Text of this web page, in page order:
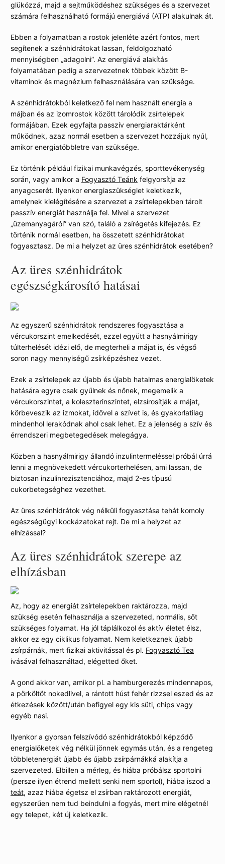
glükózzá, majd a sejtműködéshez szükséges és a szervezet
számára felhasználható formájú energiává (ATP) alakulnak át.
Ebben a folyamatban a rostok jelenléte azért fontos, mert
segítenek a szénhidrátokat lassan, feldolgozható
mennyiségben „adagolni”. Az energiává alakítás
folyamatában pedig a szervezetnek többek között B-
vitaminok és magnézium felhasználására van szüksége.
A szénhidrátokból keletkező fel nem használt energia a
májban és az izomrostok között tárolódik zsírtelepek
formájában. Ezek egyfajta passzív energiaraktárként
működnek, azaz normál esetben a szervezet hozzájuk nyúl,
amikor energiatöbbletre van szüksége.
Ez történik például fizikai munkavégzés, sporttevékenység
során, vagy amikor a Fogyasztó Teánk felgyorsítja az
anyagcserét. Ilyenkor energiaszükséglet keletkezik,
amelynek kielégítésére a szervezet a zsírtelepekben tárolt
passzív energiát használja fel. Mivel a szervezet
„üzemanyagáról” van szó, találó a zsírégetés kifejezés. Ez
történik normál esetben, ha összetett szénhidrátokat
fogyasztasz. De mi a helyzet az üres szénhidrátok esetében?
Az üres szénhidrátok
egészségkárosító hatásai
Az egyszerű szénhidrátok rendszeres fogyasztása a
vércukorszint emelkedését, ezzel együtt a hasnyálmirigy
túlterhelését idézi elő, de megterheli a májat is, és végső
soron nagy mennyiségű zsírképzéshez vezet.
Ezek a zsírtelepek az újabb és újabb hatalmas energialöketek
hatására egyre csak gyűlnek és nőnek, megemelik a
vércukorszintet, a koleszterinszintet, elzsírosítják a májat,
körbeveszik az izmokat, idővel a szívet is, és gyakorlatilag
mindenhol lerakódnak ahol csak lehet. Ez a jelenség a szív és
érrendszeri megbetegedések melegágya.
Közben a hasnyálmirigy állandó inzulintermeléssel próbál úrrá
lenni a megnövekedett vércukorterhelésen, ami lassan, de
biztosan inzulinrezisztenciához, majd 2-es típusú
cukorbetegséghez vezethet.
Az üres szénhidrátok vég nélküli fogyasztása tehát komoly
egészségügyi kockázatokat rejt. De mi a helyzet az
elhízással?
Az üres szénhidrátok szerepe az
elhízásban
Az, hogy az energiát zsírtelepekben raktározza, majd
szükség esetén felhasználja a szervezeted, normális, sőt
szükséges folyamat. Ha jól táplálkozol és aktív életet élsz,
akkor ez egy ciklikus folyamat. Nem keletkeznek újabb
zsírpárnák, mert fizikai aktivitással és pl. Fogyasztó Tea
ivásával felhasználtad, elégetted őket.
A gond akkor van, amikor pl. a hamburgerezés mindennapos,
a pörköltöt nokedlivel, a rántott húst fehér rizzsel eszed és az
étkezések között/után befigyel egy kis süti, chips vagy
egyéb nasi.
Ilyenkor a gyorsan felszívódó szénhidrátokból képződő
energialöketek vég nélkül jönnek egymás után, és a rengeteg
többletenergiát újabb és újabb zsírpárnákká alakítja a
szervezeted. Elbillen a mérleg, és hiába próbálsz sportolni
(persze ilyen étrend mellett senki nem sportol), hiába iszod a
teát, azaz hiába égetsz el zsírban raktározott energiát,
egyszerűen nem tud beindulni a fogyás, mert mire elégetnél
egy telepet, két új keletkezik.